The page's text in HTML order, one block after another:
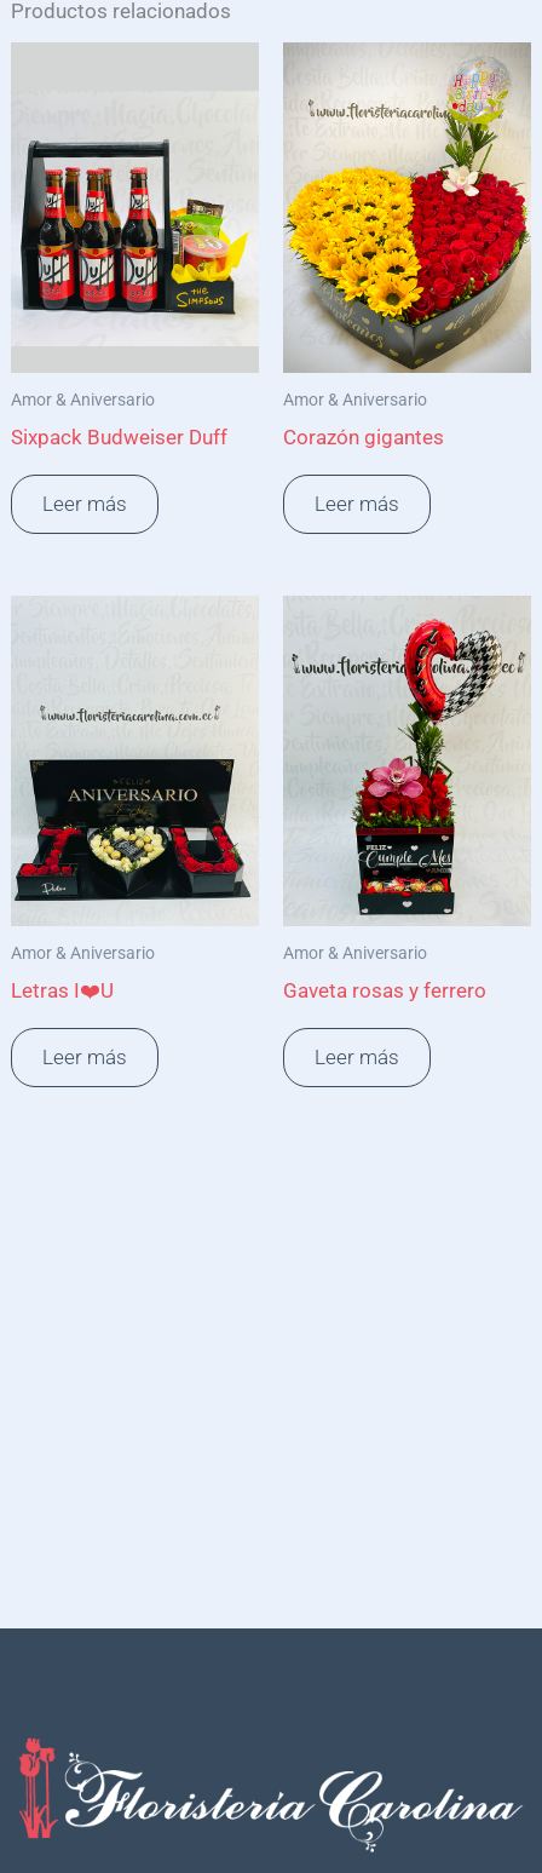
Productos relacionados
Amor & Aniversario
Sixpack Budweiser Duff
Leer más
Amor & Aniversario
Corazón gigantes
Leer más
Amor & Aniversario
Letras I❤️U
Leer más
Amor & Aniversario
Gaveta rosas y ferrero
Leer más